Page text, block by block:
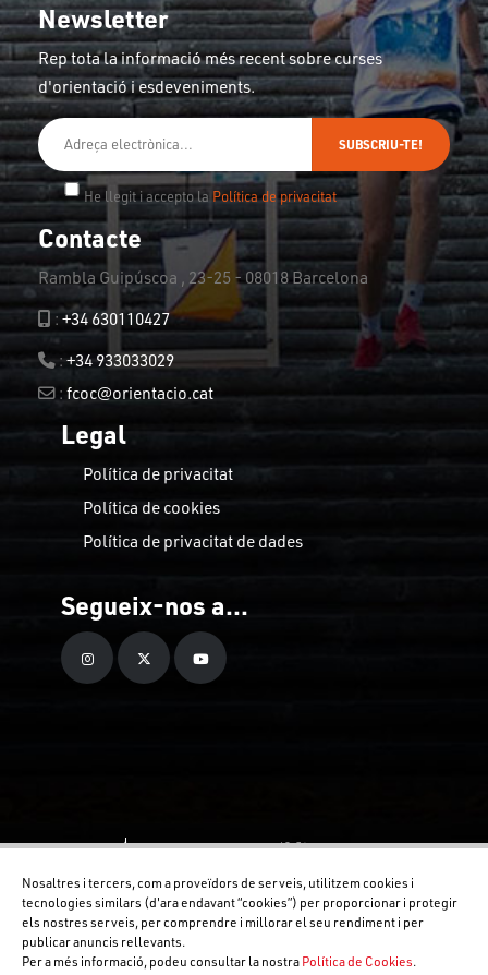
Newsletter
Rep tota la informació més recent sobre curses
d'orientació i esdeveniments.
SUBSCRIU-TE!
He llegit i accepto la Política de privacitat
Contacte
Rambla Guipúscoa , 23-25 - 08018 Barcelona
:+34 630110427
:+34 933033029
: fcoc@orientacio.cat
Legal
Política de privacitat
Política de cookies
Política de privacitat de dades
Segueix-nos a...
Nosaltres i tercers, com a proveïdors de serveis, utilitzem cookies i
tecnologies similars (d'ara endavant “cookies”) per proporcionar i protegir
els nostres serveis, per comprendre i millorar el seu rendiment i per
publicar anuncis rellevants.
Per a més informació, podeu consultar la nostra Política de Cookies.